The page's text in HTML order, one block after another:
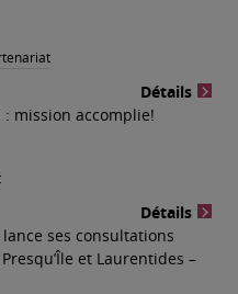
Détails
: mission accomplie!
Détails
ses consultations
et Laurentides –